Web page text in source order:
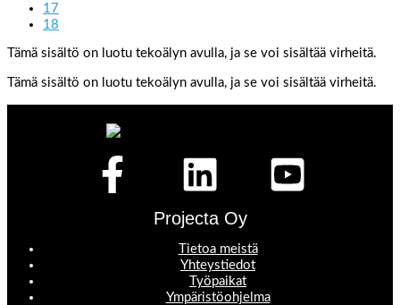
17
18
Tämä sisältö on luotu tekoälyn avulla, ja se voi sisältää virheitä.
Tämä sisältö on luotu tekoälyn avulla, ja se voi sisältää virheitä.
Projecta Oy
Tietoa meistä
Yhteystiedot
Työpaikat
Ympäristöohjelma